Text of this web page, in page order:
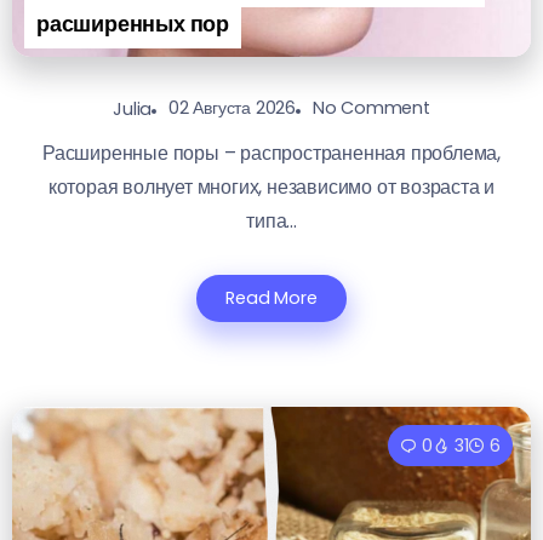
расширенных пор
Julia 02 Августа 2026 No Comment
Расширенные поры – распространенная проблема,
которая волнует многих, независимо от возраста и
типа...
Read More
0 31 6